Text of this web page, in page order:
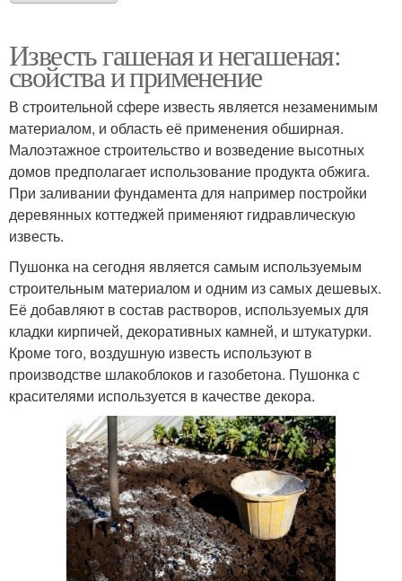
Известь гашеная и негашеная:
свойства и применение
В строительной сфере известь является незаменимым
материалом, и область её применения обширная.
Малоэтажное строительство и возведение высотных
домов предполагает использование продукта обжига.
При заливании фундамента для например постройки
деревянных коттеджей применяют гидравлическую
известь.
Пушонка на сегодня является самым используемым
строительным материалом и одним из самых дешевых.
Её добавляют в состав растворов, используемых для
кладки кирпичей, декоративных камней, и штукатурки.
Кроме того, воздушную известь используют в
производстве шлакоблоков и газобетона. Пушонка с
красителями используется в качестве декора.